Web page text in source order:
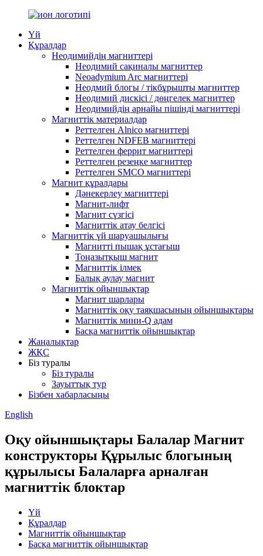
Үй
Құралдар
Неодимийдің магниттері
Неодимий сақиналы магниттер
Neoadymium Arc магниттері
Неодмий блогы / тікбұрышты магниттер
Неодимий дискісі / дөңгелек магниттер
Неодимийдің арнайы пішінді магниттері
Магниттік материалдар
Реттелген Alnico магниттері
Реттелген NDFEB магниттері
Реттелген феррит магниттері
Реттелген резеңке магниттер
Реттелген SMCO магниттері
Магнит құралдары
Дәнекерлеу магниттері
Магнит-лифт
Магнит сүзгісі
Магниттік атау белгісі
Магниттік үй шаруашылығы
Магнитті пышақ ұстағыш
Тоңазытқыш магнит
Магниттік ілмек
Балық аулау магнит
Магниттік ойыншықтар
Магнит шарлары
Магниттік оқу таяқшасының ойыншықтары
Магниттік мини-Q адам
Басқа магниттік ойыншықтар
Жаңалықтар
ЖҚС
Біз туралы
Біз туралы
Зауыттық тур
Бізбен хабарласыңы
English
Оқу ойыншықтары Балалар Магнит
конструкторы Құрылыс блогының
құрылысы Балаларға арналған
магниттік блоктар
Үй
Құралдар
Магниттік ойыншықтар
Басқа магниттік ойыншықтар